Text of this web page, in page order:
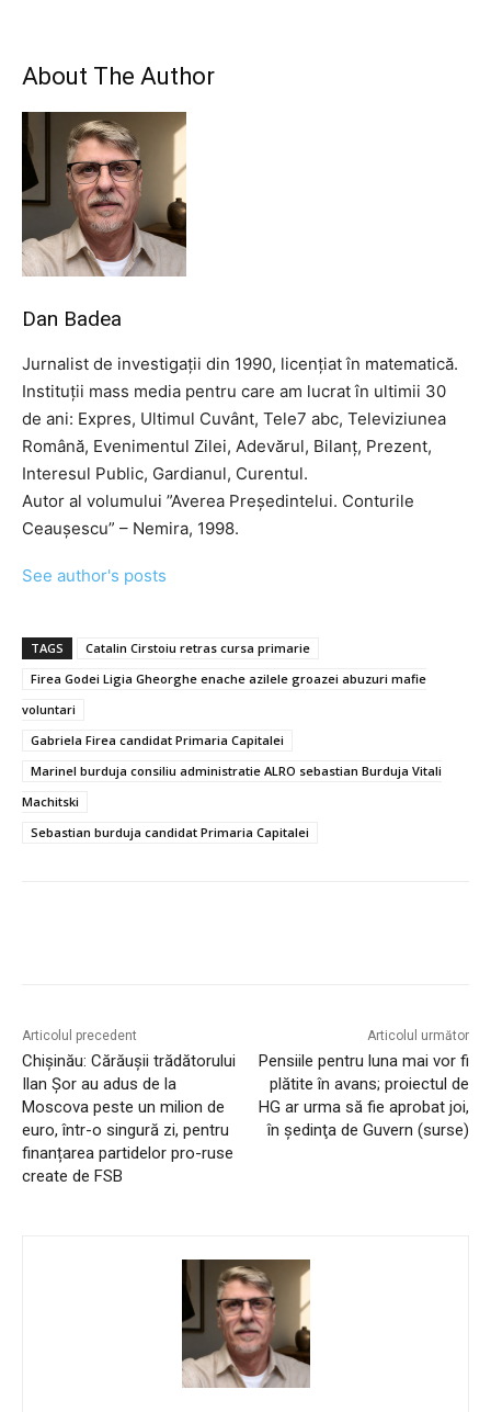
About The Author
Dan Badea
Jurnalist de investigații din 1990, licențiat în matematică.
Instituții mass media pentru care am lucrat în ultimii 30
de ani: Expres, Ultimul Cuvânt, Tele7 abc, Televiziunea
Română, Evenimentul Zilei, Adevărul, Bilanț, Prezent,
Interesul Public, Gardianul, Curentul.
Autor al volumului ”Averea Președintelui. Conturile
Ceaușescu” – Nemira, 1998.
See author's posts
TAGS
Catalin Cirstoiu retras cursa primarie
Firea Godei Ligia Gheorghe enache azilele groazei abuzuri mafie
voluntari
Gabriela Firea candidat Primaria Capitalei
Marinel burduja consiliu administratie ALRO sebastian Burduja Vitali
Machitski
Sebastian burduja candidat Primaria Capitalei
Articolul precedent
Chișinău: Cărăușii trădătorului
Ilan Şor au adus de la
Moscova peste un milion de
euro, într-o singură zi, pentru
finanțarea partidelor pro-ruse
create de FSB
Articolul următor
Pensiile pentru luna mai vor fi
plătite în avans; proiectul de
HG ar urma să fie aprobat joi,
în şedinţa de Guvern (surse)